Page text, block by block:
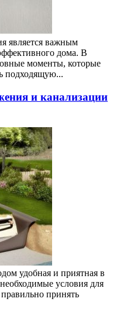
является важным
дома. В
моменты, которые
подходящую...
и канализации
удобная и приятная в
условия для
принять